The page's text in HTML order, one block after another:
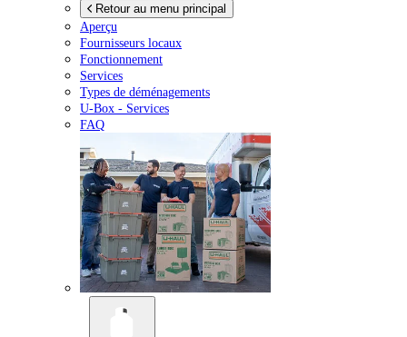
Retour au menu principal
Aperçu
Fournisseurs locaux
Fonctionnement
Services
Types de déménagements
U-Box - Services
FAQ